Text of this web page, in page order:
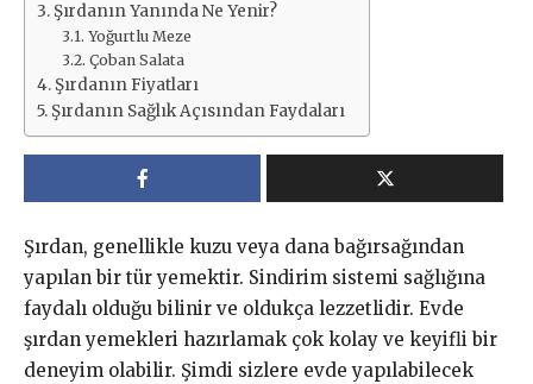
Şırdanın Yanında Ne Yenir?
Yoğurtlu Meze
Çoban Salata
Şırdanın Fiyatları
Şırdanın Sağlık Açısından Faydaları
Şırdan, genellikle kuzu veya dana bağırsağından
yapılan bir tür yemektir. Sindirim sistemi sağlığına
faydalı olduğu bilinir ve oldukça lezzetlidir. Evde
şırdan yemekleri hazırlamak çok kolay ve keyifli bir
deneyim olabilir. Şimdi sizlere evde yapılabilecek